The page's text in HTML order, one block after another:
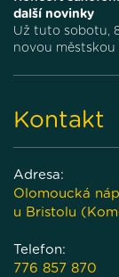
další novinky
Už tuto sobotu,
novou městskou
Kontakt
Adresa:
Olomoucká
u Bristolu
Telefon:
776 857 870